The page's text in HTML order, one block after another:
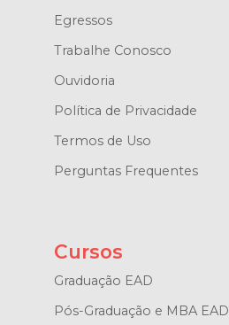
Egressos
Trabalhe Conosco
Ouvidoria
Política de Privacidade
Termos de Uso
Perguntas Frequentes
Cursos
Graduação EAD
Pós-Graduação e MBA EAD